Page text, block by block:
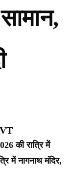
की रात्रि में
में नागनाथ मंदिर,